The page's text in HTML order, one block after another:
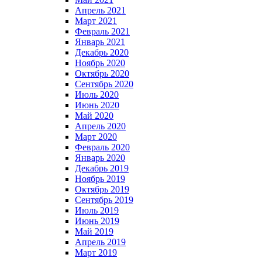
Апрель 2021
Март 2021
Февраль 2021
Январь 2021
Декабрь 2020
Ноябрь 2020
Октябрь 2020
Сентябрь 2020
Июль 2020
Июнь 2020
Май 2020
Апрель 2020
Март 2020
Февраль 2020
Январь 2020
Декабрь 2019
Ноябрь 2019
Октябрь 2019
Сентябрь 2019
Июль 2019
Июнь 2019
Май 2019
Апрель 2019
Март 2019